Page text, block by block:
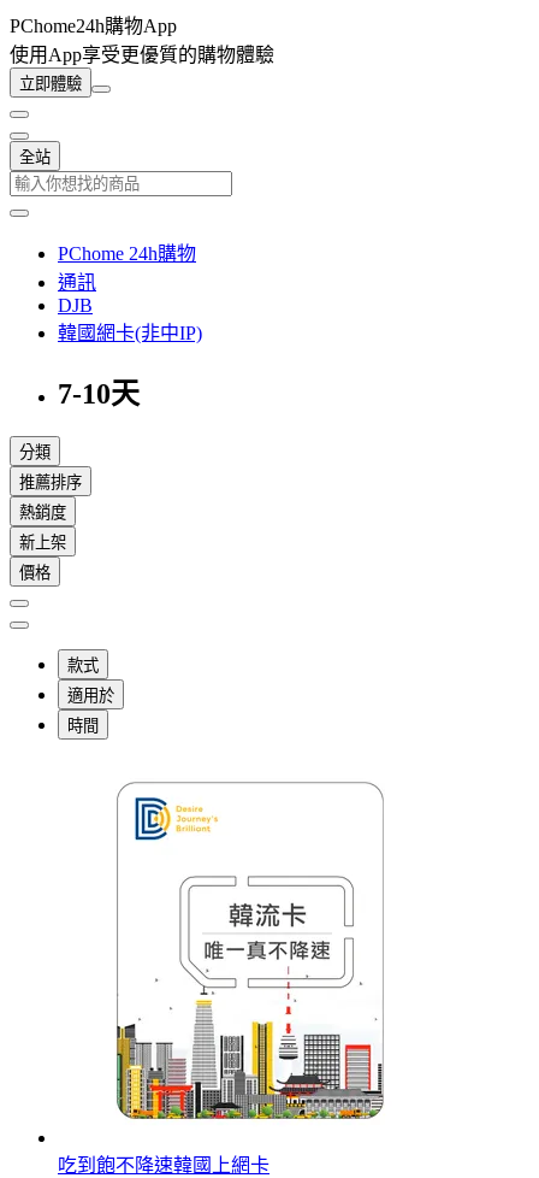
PChome24h購物App
使用App享受更優質的購物體驗
立即體驗
全站
PChome 24h購物
通訊
DJB
韓國網卡(非中IP)
7-10天
分類
推薦排序
熱銷度
新上架
價格
款式
適用於
時間
吃到飽不降速韓國上網卡